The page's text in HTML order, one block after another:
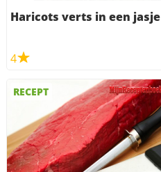
Haricots verts in een jasje
4
RECEPT